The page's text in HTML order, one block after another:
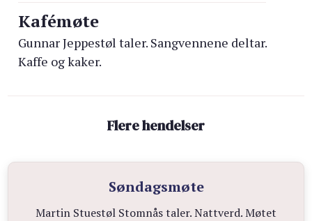
Kafémøte
Gunnar Jeppestøl taler. Sangvennene deltar.
Kaffe og kaker.
Flere hendelser
Søndagsmøte
Martin Stuestøl Stomnås taler. Nattverd. Møtet